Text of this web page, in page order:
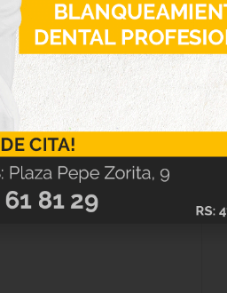
incluye también
autor vallisoletano.
de animar a
forman parte’. Los
de origen
de la